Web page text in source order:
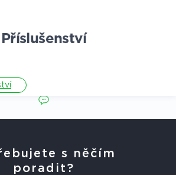
Příslušenství
s něčím
poradit?